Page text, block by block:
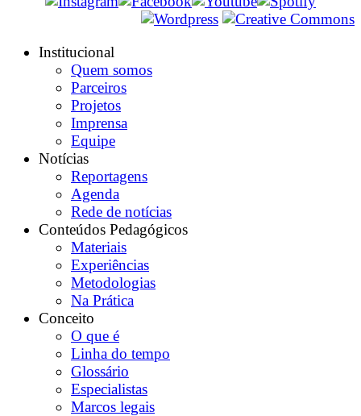
Institucional
Quem somos
Parceiros
Projetos
Imprensa
Equipe
Notícias
Reportagens
Agenda
Rede de notícias
Conteúdos Pedagógicos
Materiais
Experiências
Metodologias
Na Prática
Conceito
O que é
Linha do tempo
Glossário
Especialistas
Marcos legais